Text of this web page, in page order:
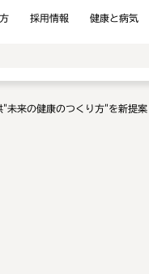
採用情報 健康と病気
来の健康のつくり方"を新提案